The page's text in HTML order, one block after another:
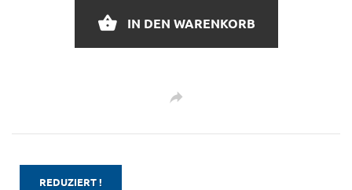
IN DEN WARENKORB
REDUZIERT !